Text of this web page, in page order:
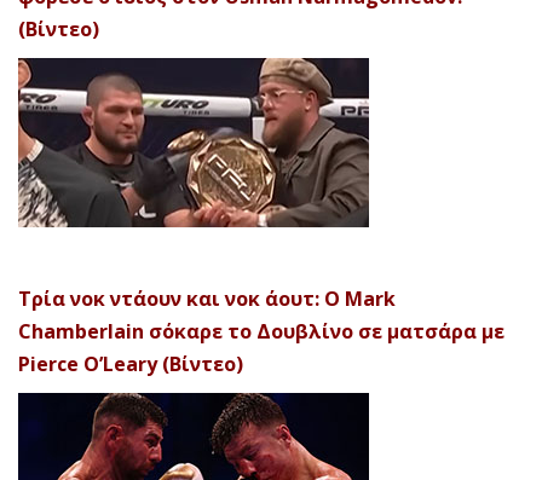
(Βίντεο)
Τρία νοκ ντάουν και νοκ άουτ: Ο Mark
Chamberlain σόκαρε το Δουβλίνο σε ματσάρα με
Pierce O’Leary (Βίντεο)